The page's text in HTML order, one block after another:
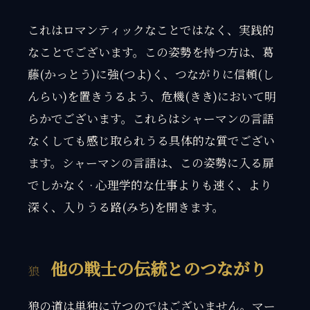
これはロマンティックなことではなく、実践的
なことでございます。この姿勢を持つ方は、葛
藤(かっとう)に強(つよ)く、つながりに信頼(し
んらい)を置きうるよう、危機(きき)において明
らかでございます。これらはシャーマンの言語
なくしても感じ取られうる具体的な質でござい
ます。シャーマンの言語は、この姿勢に入る扉
でしかなく · 心理学的な仕事よりも速く、より
深く、入りうる路(みち)を開きます。
他の戦士の伝統とのつながり
狼の道は単独に立つのではございません。マー